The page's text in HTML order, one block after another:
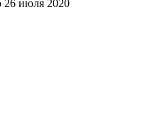
26 июля 2020